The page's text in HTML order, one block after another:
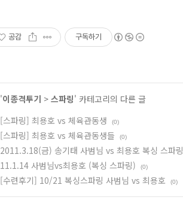
공감 구독하기
'이종격투기 > 스파링' 카테고리의 다른 글
[스파링] 최용호 vs 체육관동생
(0)
[스파링] 최용호 vs 체육관동생들 (0)
2011.3.18(금) 송기태 사범님 vs 최용호 복싱 스파링
11.1.14 사범님vs최용호 (복싱 스파링) (0)
[수련후기] 10/21 복싱스파링 사범님 vs 최용호 (0)